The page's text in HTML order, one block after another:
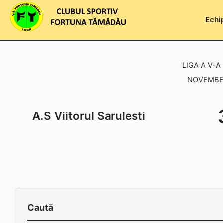
Skip
content
LIGA A V-A
A.S Viitorul Sarulesti
Caută